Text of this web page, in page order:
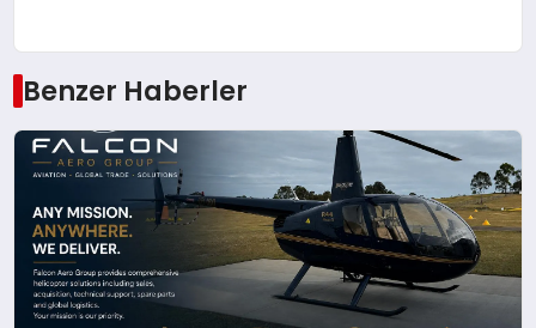
Benzer Haberler